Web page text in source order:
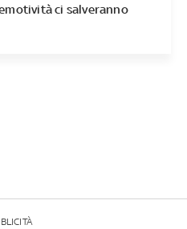
ci salveranno